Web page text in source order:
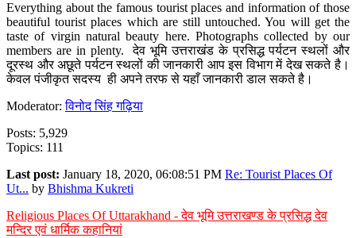
Everything about the famous tourist places and information of those
beautiful tourist places which are still untouched. You will get the
taste of virgin natural beauty here. Photographs collected by our
members are in plenty. देव भूमि उत्तराखंड के प्रसिद्ध पर्यटन स्थलों और
दूरस्थ और अछूते पर्यटन स्थलों की जानकारी आप इस विभाग में देख सकते है।
केवल पंजीकृत सदस्य ही अपने तरफ से यहाँ जानकारी डाल सकते है।
Moderator:विनोद सिंह गढ़िया
Posts: 5,929
Topics: 111
Last post: January 18, 2020, 06:08:51 PM Re: Tourist Places Of
Ut... by Bhishma Kukreti
Religious Places Of Uttarakhand - देव भूमि उत्तराखण्ड के प्रसिद्ध देव
मन्दिर एवं धार्मिक कहानियां